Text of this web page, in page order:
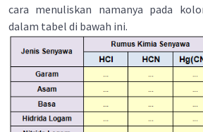
cara menuliskan namanya pada
dalam tabel di bawah ini.